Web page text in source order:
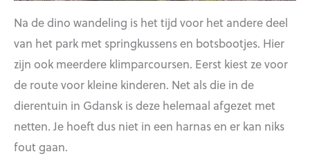
Na de dino wandeling is het tijd voor het andere deel
van het park met springkussens en botsbootjes. Hier
zijn ook meerdere klimparcoursen. Eerst kiest ze voor
de route voor kleine kinderen. Net als die in de
dierentuin in Gdansk is deze helemaal afgezet met
netten. Je hoeft dus niet in een harnas en er kan niks
fout gaan.